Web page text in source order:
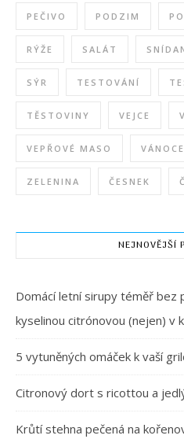
PEČIVO PODZIM
RÝŽE SALÁT
SÝR TESTOVÁNÍ
TĚSTOVINY VEJCE
VEPŘOVÉ MASO VÁNOCE
ZELENINA ČESNEK
NEJNOVĚJŠÍ
Domácí letní sirupy téměř bez
kyselinou citrónovou (nejen) v
5 vytuněných omáček k vaší
Citronový dort s ricottou a
Krůtí stehna pečená na